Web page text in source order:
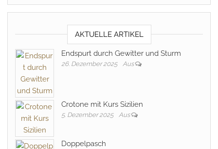
AKTUELLE ARTIKEL
Endspurt durch Gewitter und Sturm
26. Dezember 2025 Aus
Crotone mit Kurs Sizilien
5. Dezember 2025 Aus
Doppelpasch